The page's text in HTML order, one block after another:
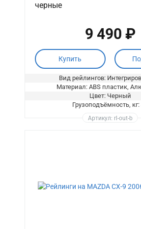
черные
9 490 ₽
Купить
Вид рейлингов:
Материал: ABS пластик,
Цвет: Черный
Грузоподъёмность, кг:
Артикул: rl-out-b